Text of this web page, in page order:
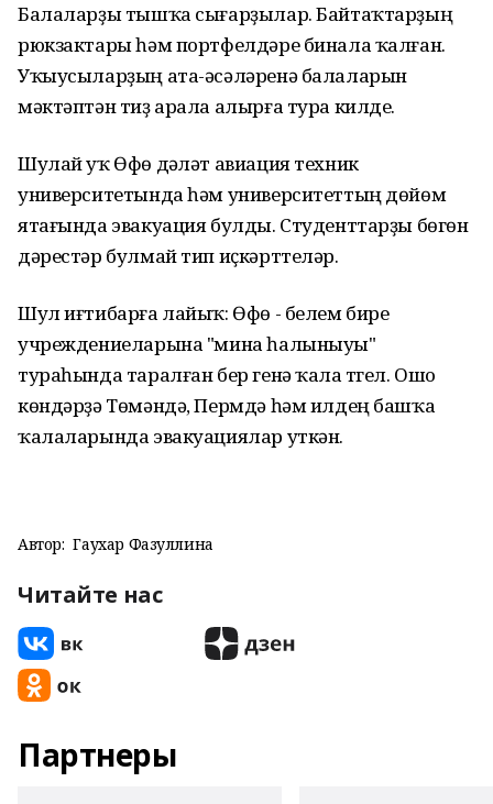
Балаларҙы тышҡа сығарҙылар. Байтаҡтарҙың
рюкзактары һәм портфелдәре бинала ҡалған.
Уҡыусыларҙың ата-әсәләренә балаларын
мәктәптән тиҙ арала алырға тура килде.
Шулай уҡ Өфө дәүләт авиация техник
университетында һәм университеттың дөйөм
ятағында эвакуация булды. Студенттарҙы бөгөн
дәрестәр булмай тип иҫкәрттеләр.
Шул иғтибарға лайыҡ: Өфө - белем биреү
учреждениеларына "мина һалыныуы"
тураһында таралған бер генә ҡала түгел. Ошо
көндәрҙә Төмәндә, Пермдә һәм илдең башҡа
ҡалаларында эвакуациялар уткән.
Автор: Гаухар Фазуллина
Читайте нас
Партнеры